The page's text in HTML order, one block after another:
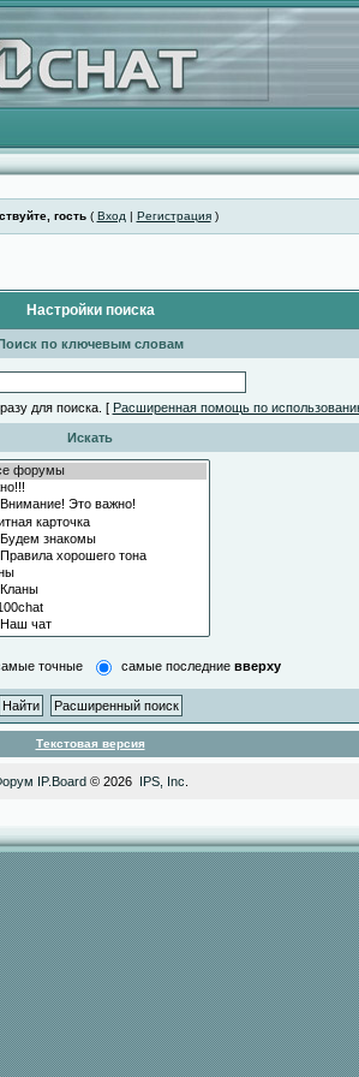
гость( Вход | Регистрация)
Настройки поиска
по ключевым словам
для поиска. [ Расширенная помощь по
Искать
точные самые последние вверху
Текстовая версия
IP.Board© 2026 IPS, Inc